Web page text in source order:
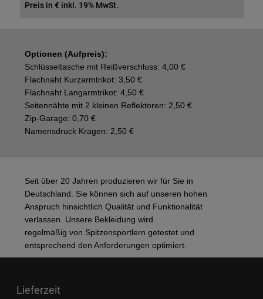
Preis in € inkl. 19% MwSt.
Optionen (Aufpreis):
Schlüsseltasche mit Reißverschluss: 4,00 €
Flachnaht Kurzarmtrikot: 3,50 €
Flachnaht Langarmtrikot: 4,50 €
Seitennähte mit 2 kleinen Reflektoren: 2,50 €
Zip-Garage: 0,70 €
Namensdruck Kragen: 2,50 €
Seit über 20 Jahren produzieren wir für Sie in
Deutschland. Sie können sich auf unseren hohen
Anspruch hinsichtlich Qualität und Funktionalität
verlassen. Unsere Bekleidung wird
regelmäßig von Spitzensportlern getestet und
entsprechend den Anforderungen optimiert.
Lieferzeit